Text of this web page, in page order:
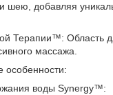
и шею, добавляя
Терапии™: Область
массажа.
особенности:
воды Synergy™: